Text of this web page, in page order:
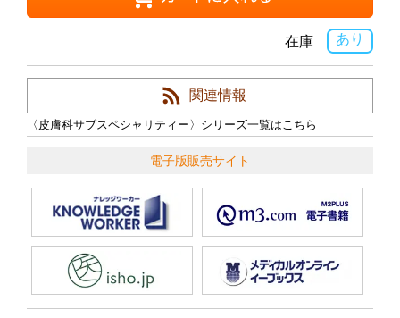
あり
在庫
関連情報
〈皮膚科サブスペシャリティー〉シリーズ一覧はこちら
電子版販売サイト